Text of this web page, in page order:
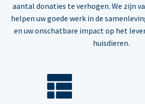
aantal donaties te verhogen. We zijn
helpen uw goede werk in de
en uw onschatbare impact op het
huisdieren.